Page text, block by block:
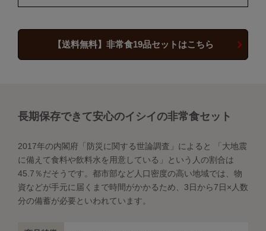
【送料無料】非常食19品セットはこちら
長期保存できて安心のイシイの非常食セット
2017年の内閣府「防災に関する世論調査」によると 「大地震
に備えて食料や飲料水を用意している」という人の割合は
45.7％だそうです。都市部など人口密度の高い地域では、物
資などが手元に届くまで時間がかかるため、3日から7日×人数
分の備蓄が必要といわれています。